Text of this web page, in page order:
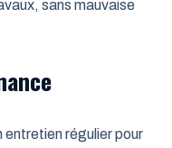
sans mauvaise
entretien régulier pour